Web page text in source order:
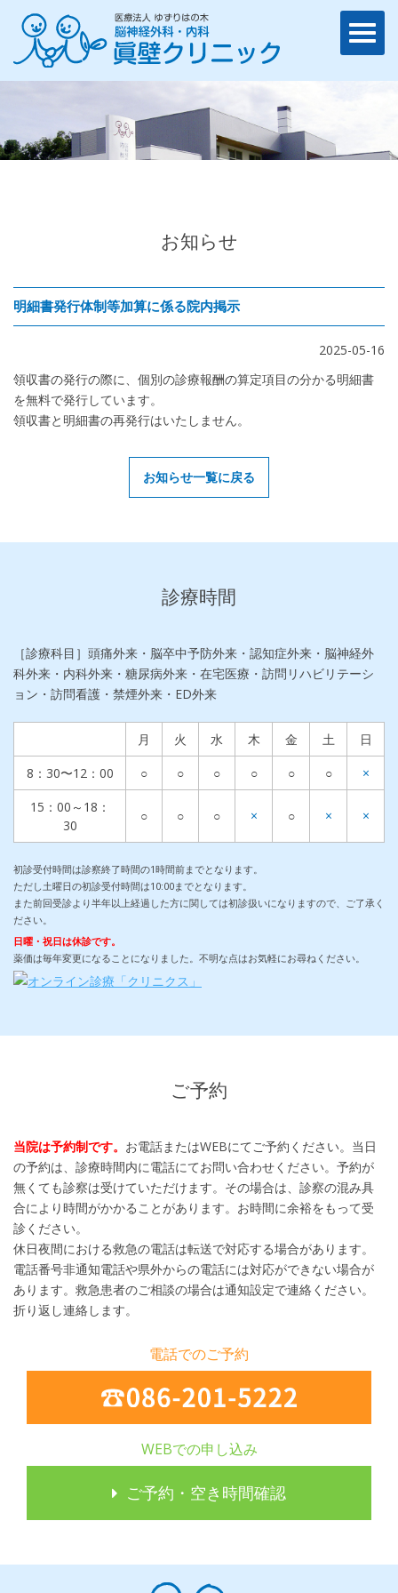
お知らせ
明細書発行体制等加算に係る院内掲示
2025-05-16
領収書の発行の際に、個別の診療報酬の算定項目の分かる明細書
を無料で発行しています。
領収書と明細書の再発行はいたしません。
お知らせ一覧に戻る
診療時間
［診療科目］頭痛外来・脳卒中予防外来・認知症外来・脳神経外
科外来・内科外来・糖尿病外来・在宅医療・訪問リハビリテーシ
ョン・訪問看護・禁煙外来・ED外来
月 火 水 木 金 土
日
8：30〜12：00
○ ○ ○ ○ ○ ○
×
15：00～18：
30
○ ○ ○ × ○ × ×
初診受付時間は診察終了時間の1時間前までとなります。
ただし土曜日の初診受付時間は10:00までとなります。
また前回受診より半年以上経過した方に関しては初診扱いになりますので、ご了承く
ださい。
日曜・祝日は休診です。
薬価は毎年変更になることになりました。不明な点はお気軽にお尋ねください。
ご予約
当院は予約制です。 お電話またはWEBにてご予約ください。当日
の予約は、診療時間内に電話にてお問い合わせください。予約が
無くても診察は受けていただけます。その場合は、診察の混み具
合により時間がかかることがあります。お時間に余裕をもって受
診ください。
休日夜間における救急の電話は転送で対応する場合があります。
電話番号非通知電話や県外からの電話には対応ができない場合が
あります。救急患者のご相談の場合は通知設定で連絡ください。
折り返し連絡します。
電話でのご予約
WEBでの申し込み
ご予約・空き時間確認